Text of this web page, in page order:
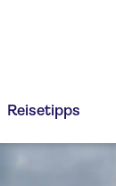
Reisetipps